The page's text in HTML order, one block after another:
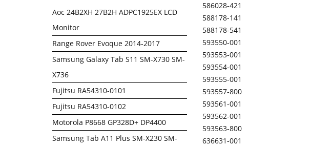
Aoc 24B2XH 27B2H ADPC1925EX LCD
Monitor
Range Rover Evoque 2014-2017
Samsung Galaxy Tab S11 SM-X730 SM-
X736
Fujitsu RA54310-0101
Fujitsu RA54310-0102
Motorola P8668 GP328D+ DP4400
Samsung Tab A11 Plus SM-X230 SM-
586028-421
588178-141
588178-541
593550-001
593553-001
593554-001
593555-001
593557-800
593561-001
593562-001
593563-800
636631-001